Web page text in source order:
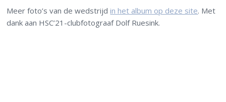
Meer foto’s van de wedstrijdin het album op deze site. Met
dank aan HSC’21-clubfotograaf Dolf Ruesink.